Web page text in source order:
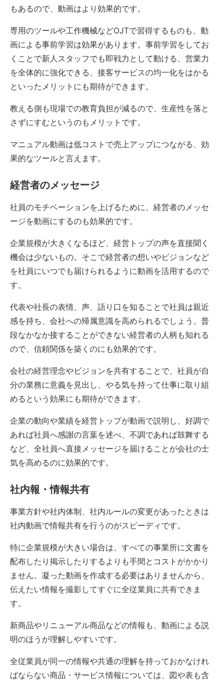
もあるので、動画はより効果的です。
専用のツールや工作機械などOJTで習得するものも、動
画による事前学習は効果があります。事前学習をしてお
くことで新人スタッフでも即戦力として動ける、営業力
を全体的に強化できる、接客サービスの均一化をはかる
といったメリットにも期待ができます。
教える側も現場での教育負担が減るので、生産性を落と
さずにすむというのもメリットです。
マニュアル動画は低コストで売上アップにつながる、効
果的なツールと言えます。
経営者のメッセージ
社員のモチベーションを上げるために、経営者のメッセ
ージを動画にするのも効果的です。
企業規模が大きくなるほど、経営トップの声を直接聞く
機会は少ないもの。そこで経営者の想いやビジョンなど
を社員にいつでも届けられるように動画を活用するので
す。
代表や社長の表情、声、語り口を知ることで社員は親近
感を持ち、会社への帰属意識を高められるでしょう。普
段なかなか接することができない経営者の人柄も知れる
ので、信頼関係を築くのにも効果的です。
会社の経営理念やビジョンを共有することで、社員が自
分の業務に意義を見出し、やる気を持って仕事に取り組
めるという効果にも期待ができます。
企業の動向や業績を経営トップが動画で説明し、好調で
あれば社員へ感謝の言葉を述べ、不調であれば鼓舞する
など、全社員へ直接メッセージを届けることが会社の士
気を高めるのに効果的です。
社内報・情報共有
事業方針や社内体制、社内ルールの変更があったときは
社内動画で情報共有を行うのがスピーディです。
特に企業規模が大きい場合は、すべての事業所に文書を
配布したり掲示したりするよりも手間とコストがかかり
ません。凝った動画を作成する必要はありませんから、
伝えたい情報を撮影してすぐに全従業員に共有できま
す。
新商品やリニューアル商品などの情報も、動画による説
明のほうが理解しやすいです。
全従業員が同一の情報や共通の理解を持っておかなけれ
ばならない商品・サービス情報については、図や表も含